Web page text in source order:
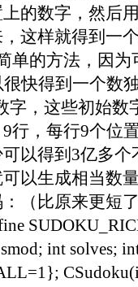
的数字，然后
这样就得到一
单的方法，因
快得到一个数
字，这些初始数
行，每行9个位
以得到3亿多
以生成相当数
（比原来更短
int solves;